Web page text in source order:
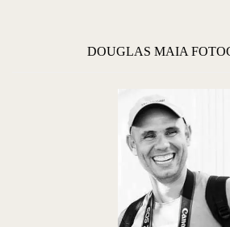
DOUGLAS MAIA